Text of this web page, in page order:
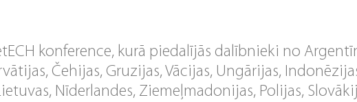
konference, kurā piedalījās dalībnieki no
Čehijas, Gruzijas, Vācijas, Ungārijas,
Nīderlandes, Ziemeļmadonijas, Polijas,